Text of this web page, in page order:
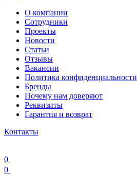
О компании
Сотрудники
Проекты
Новости
Статьи
Отзывы
Вакансии
Политика конфиденциальности
Бренды
Почему нам доверяют
Реквизиты
Гарантия и возврат
Контакты
0
0